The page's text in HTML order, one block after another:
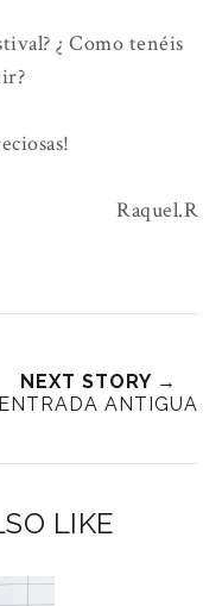
¿ Como tenéis
Raquel.R
NEXT STORY →
ENTRADA ANTIGUA
LIKE